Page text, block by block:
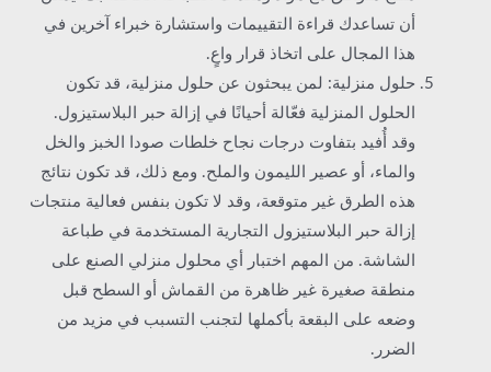
أن تساعدك قراءة التقييمات واستشارة خبراء آخرين في
هذا المجال على اتخاذ قرار واعٍ.
حلول منزلية: لمن يبحثون عن حلول منزلية، قد تكون
الحلول المنزلية فعّالة أحيانًا في إزالة حبر البلاستيزول.
وقد أُفيد بتفاوت درجات نجاح خلطات صودا الخبز والخل
والماء، أو عصير الليمون والملح. ومع ذلك، قد تكون نتائج
هذه الطرق غير متوقعة، وقد لا تكون بنفس فعالية منتجات
إزالة حبر البلاستيزول التجارية المستخدمة في طباعة
الشاشة. من المهم اختبار أي محلول منزلي الصنع على
منطقة صغيرة غير ظاهرة من القماش أو السطح قبل
وضعه على البقعة بأكملها لتجنب التسبب في مزيد من
الضرر.